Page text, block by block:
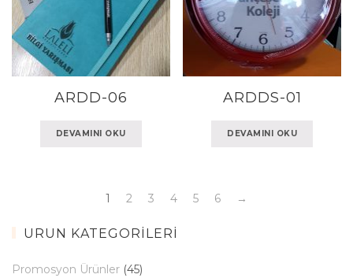
ARDD-06
DEVAMINI OKU
ARDDS-01
DEVAMINI OKU
1 2 3 4 5 6 →
ÜRÜN KATEGORILERI
Promosyon Ürünler (45)